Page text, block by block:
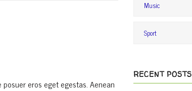
eros eget egestas. Aenean
Music
Sport
RECENT POSTS